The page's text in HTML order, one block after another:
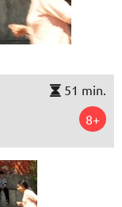
51 min.
8+